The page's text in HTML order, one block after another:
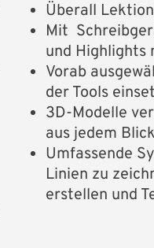
Überall
Mit
und Highlights
Vorab
der Tools
3D-Modelle
aus jedem
Umfassende
Linien zu
erstellen und